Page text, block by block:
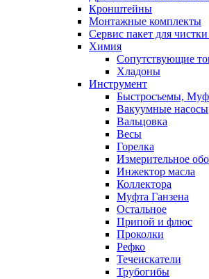
Кронштейны
Монтажные комплекты
Сервис пакет для
Химия
Сопутствующие
Хладоны
Инструмент
Быстросъемы,
Вакуумные насосы
Вальцовка
Весы
Горелка
Измерительное
Инжектор масла
Коллектора
Муфта Ганзена
Остальное
Припой и флюс
Проколки
Рефко
Течеискатели
Трубогибы